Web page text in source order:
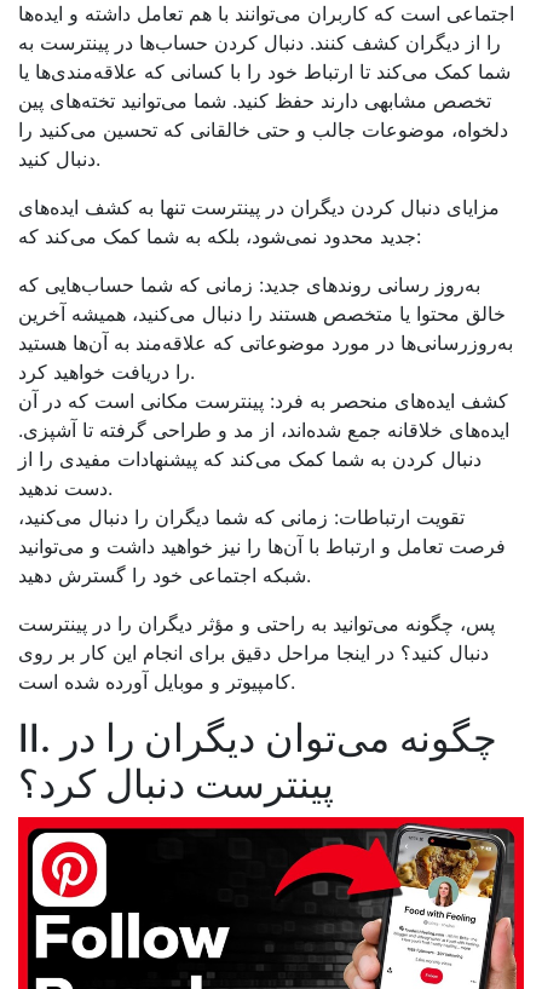
اجتماعی است که کاربران می‌توانند با هم تعامل داشته و ایده‌ها
را از دیگران کشف کنند. دنبال کردن حساب‌ها در پینترست به
شما کمک می‌کند تا ارتباط خود را با کسانی که علاقه‌مندی‌ها یا
تخصص مشابهی دارند حفظ کنید. شما می‌توانید تخته‌های پین
دلخواه، موضوعات جالب و حتی خالقانی که تحسین می‌کنید را
دنبال کنید.
مزایای دنبال کردن دیگران در پینترست تنها به کشف ایده‌های
جدید محدود نمی‌شود، بلکه به شما کمک می‌کند که:
به‌روز رسانی روندهای جدید: زمانی که شما حساب‌هایی که
خالق محتوا یا متخصص هستند را دنبال می‌کنید، همیشه آخرین
به‌روزرسانی‌ها در مورد موضوعاتی که علاقه‌مند به آن‌ها هستید
را دریافت خواهید کرد.
کشف ایده‌های منحصر به فرد: پینترست مکانی است که در آن
ایده‌های خلاقانه جمع شده‌اند، از مد و طراحی گرفته تا آشپزی.
دنبال کردن به شما کمک می‌کند که پیشنهادات مفیدی را از
دست ندهید.
تقویت ارتباطات: زمانی که شما دیگران را دنبال می‌کنید،
فرصت تعامل و ارتباط با آن‌ها را نیز خواهید داشت و می‌توانید
شبکه اجتماعی خود را گسترش دهید.
پس، چگونه می‌توانید به راحتی و مؤثر دیگران را در پینترست
دنبال کنید؟ در اینجا مراحل دقیق برای انجام این کار بر روی
کامپیوتر و موبایل آورده شده است.
II. چگونه می‌توان دیگران را در
پینترست دنبال کرد؟